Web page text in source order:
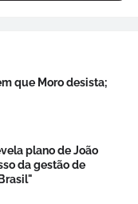
que Moro desista;
plano de João
da gestão de